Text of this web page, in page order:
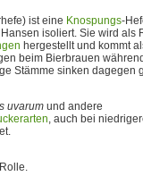
ist eine Knospungs-
isoliert. Sie wird als
hergestellt und kommt
beim Bierbrauen
Stämme sinken dagegen
uvarum und andere
, auch bei